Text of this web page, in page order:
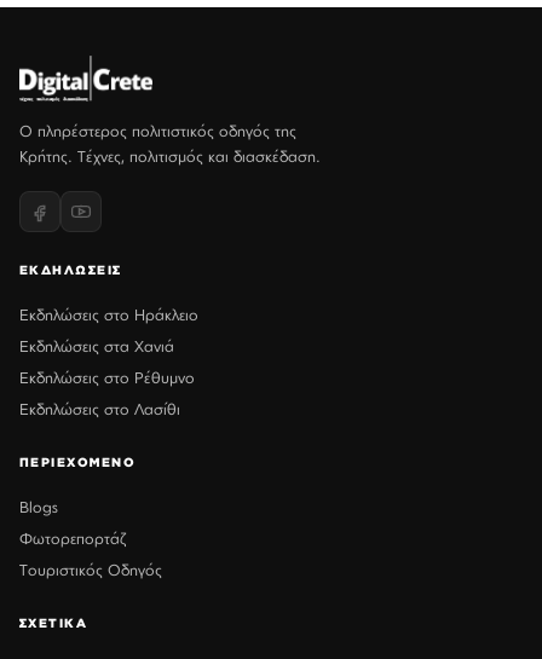
Ο πληρέστερος πολιτιστικός οδηγός της
Κρήτης. Τέχνες, πολιτισμός και διασκέδαση.
ΕΚΔΗΛΩΣΕΙΣ
Εκδηλώσεις στο Ηράκλειο
Εκδηλώσεις στα Χανιά
Εκδηλώσεις στο Ρέθυμνο
Εκδηλώσεις στο Λασίθι
ΠΕΡΙΕΧΟΜΕΝΟ
Blogs
Φωτορεπορτάζ
Τουριστικός Οδηγός
ΣΧΕΤΙΚΑ